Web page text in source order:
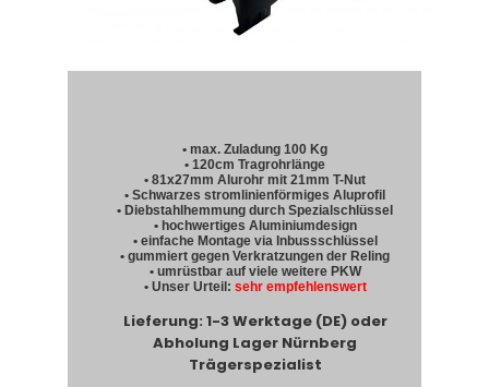
• max. Zuladung 100 Kg
• 120cm Tragrohrlänge
• 81x27mm Alurohr mit 21mm T-Nut
• Schwarzes stromlinienförmiges Aluprofil
• Diebstahlhemmung durch Spezialschlüssel
• hochwertiges Aluminiumdesign
• einfache Montage via Inbussschlüssel
• gummiert gegen Verkratzungen der Reling
• umrüstbar auf viele weitere PKW
• Unser Urteil: sehr empfehlenswert
Lieferung: 1-3 Werktage (DE) oder
Abholung Lager Nürnberg
Trägerspezialist